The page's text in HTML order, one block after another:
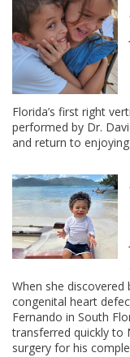
Florida’s first right
performed by Dr.
and return to
When she
congenital heart
Fernando in South
transferred quickly to
surgery for his